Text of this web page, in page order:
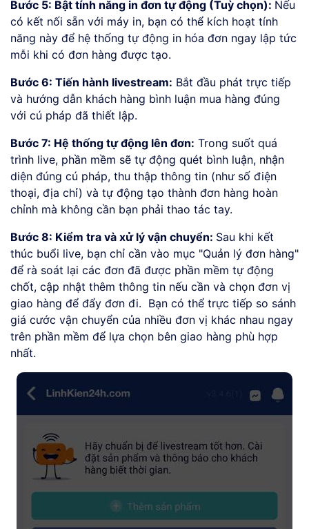
Bước 5: Bật tính năng in đơn tự động (Tuỳ chọn): Nếu
có kết nối sẵn với máy in, bạn có thể kích hoạt tính
năng này để hệ thống tự động in hóa đơn ngay lập tức
mỗi khi có đơn hàng được tạo.
Bước 6: Tiến hành livestream: Bắt đầu phát trực tiếp
và hướng dẫn khách hàng bình luận mua hàng đúng
với cú pháp đã thiết lập.
Bước 7: Hệ thống tự động lên đơn: Trong suốt quá
trình live, phần mềm sẽ tự động quét bình luận, nhận
diện đúng cú pháp, thu thập thông tin (như số điện
thoại, địa chỉ) và tự động tạo thành đơn hàng hoàn
chỉnh mà không cần bạn phải thao tác tay.
Bước 8: Kiểm tra và xử lý vận chuyển: Sau khi kết
thúc buổi live, bạn chỉ cần vào mục "Quản lý đơn hàng"
để rà soát lại các đơn đã được phần mềm tự động
chốt, cập nhật thêm thông tin nếu cần và chọn đơn vị
giao hàng để đẩy đơn đi. Bạn có thể trực tiếp so sánh
giá cước vận chuyển của nhiều đơn vị khác nhau ngay
trên phần mềm để lựa chọn bên giao hàng phù hợp
nhất.